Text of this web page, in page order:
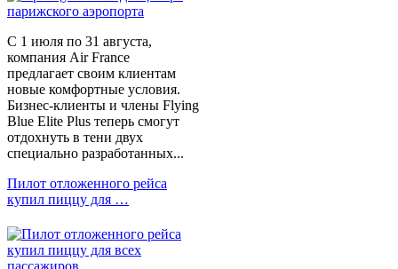
С 1 июля по 31 августа,
компания Air France
предлагает своим клиентам
новые комфортные условия.
Бизнес-клиенты и члены Flying
Blue Elite Plus теперь смогут
отдохнуть в тени двух
специально разработанных...
Пилот отложенного рейса
купил пиццу для …